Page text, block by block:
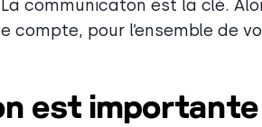
La communicaton est la clé.
compte, pour l’ensemble de
est